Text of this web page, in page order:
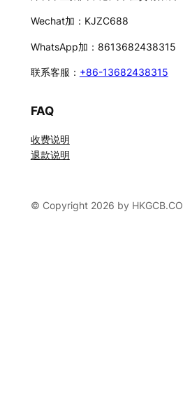
Wechat加：KJZC688
WhatsApp加：8613682438315
联系客服： +86-13682438315
FAQ
收费说明
退款说明
© Copyright 2026 by